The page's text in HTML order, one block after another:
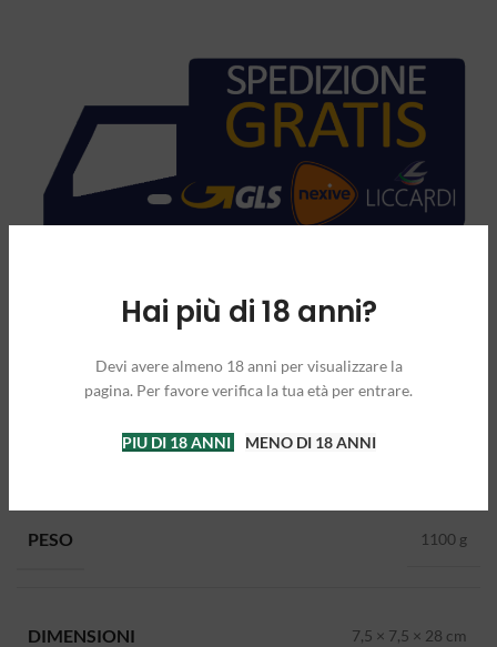
Hai più di 18 anni?
Devi avere almeno 18 anni per visualizzare la
pagina. Per favore verifica la tua età per entrare.
PIU DI 18 ANNI MENO DI 18 ANNI
PESO 1100 g
DIMENSIONI 7,5 × 7,5 × 28 cm